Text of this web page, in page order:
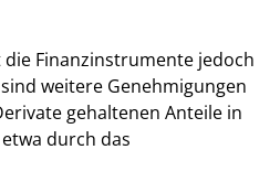
Finanzinstrumente jedoch
weitere Genehmigungen
gehaltenen Anteile in
durch das